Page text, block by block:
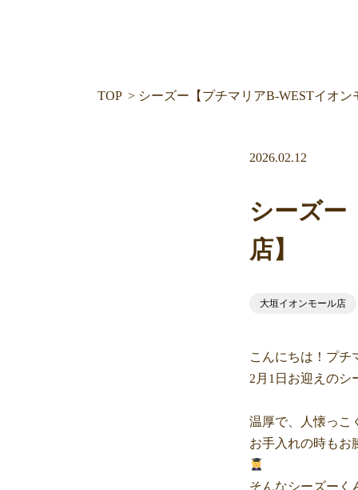
TOP シーズー【プチマリアB-WESTイオン
2026.02.12
シーズー
店】
大垣イオンモール店
こんにちは！プチ
2月1日お迎えのシ
温厚で、人懐っこ
お手入れの時もお
そんなシーズーく